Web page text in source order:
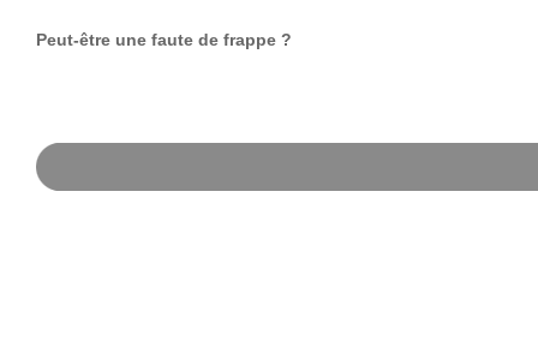
Peut-être une faute de frappe ?